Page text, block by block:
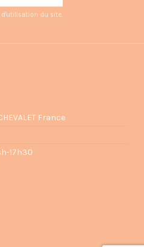
du site.
France
17h30